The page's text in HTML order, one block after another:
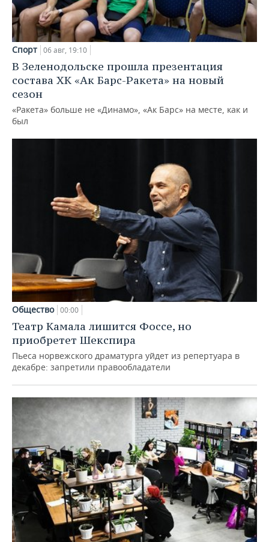
Спорт 06 авг, 19:10
В Зеленодольске прошла презентация
состава ХК «Ак Барс-Ракета» на новый
сезон
«Ракета» больше не «Динамо», «Ак Барс» на месте, как и
был
Общество 00:00
Театр Камала лишится Фоссе, но
приобретет Шекспира
Пьеса норвежского драматурга уйдет из репертуара в
декабре: запретили правообладатели